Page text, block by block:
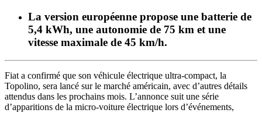
La version européenne propose une batterie de
5,4 kWh, une autonomie de 75 km et une
vitesse maximale de 45 km/h.
Fiat a confirmé que son véhicule électrique ultra-compact, la
Topolino, sera lancé sur le marché américain, avec d’autres détails
attendus dans les prochains mois. L’annonce suit une série
d’apparitions de la micro-voiture électrique lors d’événements,